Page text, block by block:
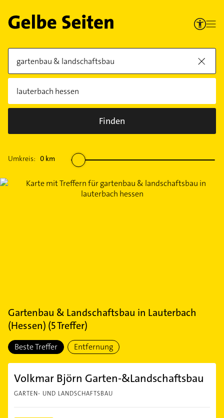
Finden
Umkreis: 0 km
Gartenbau & Landschaftsbau in Lauterbach
(Hessen) (5Treffer)
Beste Treffer Entfernung
Volkmar Björn Garten-&Landschaftsbau
GARTEN- UND LANDSCHAFTSBAU